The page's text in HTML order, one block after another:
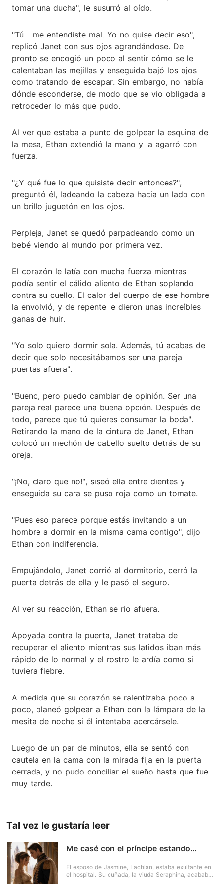
tomar una ducha", le susurró al oído.
"Tú... me entendiste mal. Yo no quise decir eso",
replicó Janet con sus ojos agrandándose. De
pronto se encogió un poco al sentir cómo se le
calentaban las mejillas y enseguida bajó los ojos
como tratando de escapar. Sin embargo, no había
dónde esconderse, de modo que se vio obligada a
retroceder lo más que pudo.
Al ver que estaba a punto de golpear la esquina de
la mesa, Ethan extendió la mano y la agarró con
fuerza.
"¿Y qué fue lo que quisiste decir entonces?",
preguntó él, ladeando la cabeza hacia un lado con
un brillo juguetón en los ojos.
Perpleja, Janet se quedó parpadeando como un
bebé viendo al mundo por primera vez.
El corazón le latía con mucha fuerza mientras
podía sentir el cálido aliento de Ethan soplando
contra su cuello. El calor del cuerpo de ese hombre
la envolvió, y de repente le dieron unas increíbles
ganas de huir.
"Yo solo quiero dormir sola. Además, tú acabas de
decir que solo necesitábamos ser una pareja
puertas afuera".
"Bueno, pero puedo cambiar de opinión. Ser una
pareja real parece una buena opción. Después de
todo, parece que tú quieres consumar la boda".
Retirando la mano de la cintura de Janet, Ethan
colocó un mechón de cabello suelto detrás de su
oreja.
"¡No, claro que no!", siseó ella entre dientes y
enseguida su cara se puso roja como un tomate.
"Pues eso parece porque estás invitando a un
hombre a dormir en la misma cama contigo", dijo
Ethan con indiferencia.
Empujándolo, Janet corrió al dormitorio, cerró la
puerta detrás de ella y le pasó el seguro.
Al ver su reacción, Ethan se rio afuera.
Apoyada contra la puerta, Janet trataba de
recuperar el aliento mientras sus latidos iban más
rápido de lo normal y el rostro le ardía como si
tuviera fiebre.
A medida que su corazón se ralentizaba poco a
poco, planeó golpear a Ethan con la lámpara de la
mesita de noche si él intentaba acercársele.
Luego de un par de minutos, ella se sentó con
cautela en la cama con la mirada fija en la puerta
cerrada, y no pudo conciliar el sueño hasta que fue
muy tarde.
Tal vez le gustaría leer
Me casé con el príncipe estando
El esposo de Jasmine, Lachlan, estaba exultante en
el hospital. Su cuñada, la viuda Seraphina, acababa